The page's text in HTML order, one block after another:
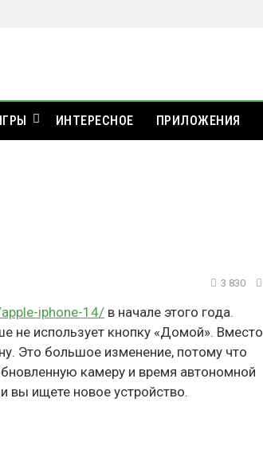
ИНТЕРЕСНОЕ ПРИЛОЖЕНИЯ
3 830
iphone-14/ в начале этого года.
не использует кнопку «Домой». Вместо
Это большое изменение, потому что
камеру и время автономной
вы ищете новое устройство.